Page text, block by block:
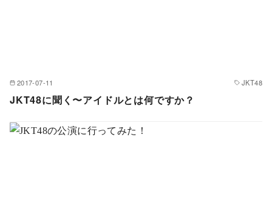
2017-07-11 JKT48
JKT48に聞く〜アイドルとは何ですか？